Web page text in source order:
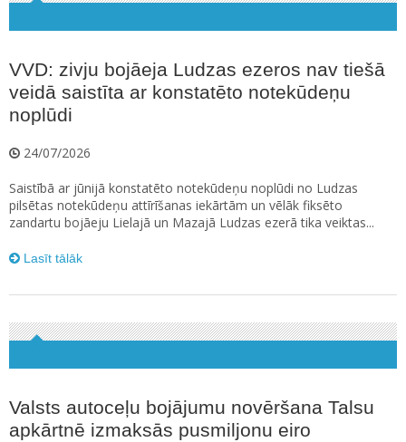
VVD: zivju bojāeja Ludzas ezeros nav tiešā
veidā saistīta ar konstatēto notekūdeņu
noplūdi
24/07/2026
Saistībā ar jūnijā konstatēto notekūdeņu noplūdi no Ludzas
pilsētas notekūdeņu attīrīšanas iekārtām un vēlāk fiksēto
zandartu bojāeju Lielajā un Mazajā Ludzas ezerā tika veiktas...
Lasīt tālāk
Valsts autoceļu bojājumu novēršana Talsu
apkārtnē izmaksās pusmiljonu eiro